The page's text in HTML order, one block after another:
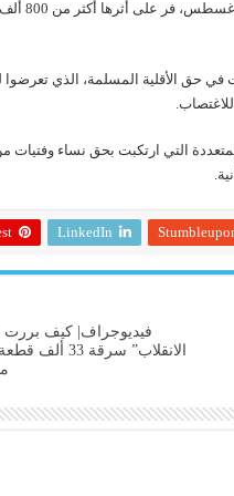
وبدأت السلطة في ميانمار
في حق الأقلية المسلمة، الذي
التي ارتكبت بحق نساء وفتيات
LinkedIn
فيديوجراف| كيف بررت
الانقلاب” سرقة 33